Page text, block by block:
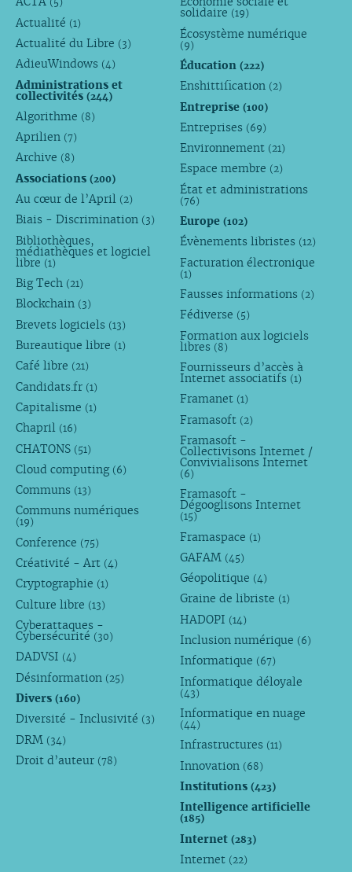
Actualité (1)
Actualité du Libre (3)
AdieuWindows (4)
Administrations et
collectivités (244)
Algorithme (8)
Aprilien (7)
Archive (8)
Associations (200)
Au cœur de l’April (2)
Biais - Discrimination (3)
Bibliothèques,
médiathèques et logiciel
libre (1)
Big Tech (21)
Blockchain (3)
Brevets logiciels (13)
Bureautique libre (1)
Café libre (21)
Candidats.fr (1)
Capitalisme (1)
Chapril (16)
CHATONS (51)
Cloud computing (6)
Communs (13)
Communs numériques
(19)
Conference (75)
Créativité - Art (4)
Cryptographie (1)
Culture libre (13)
Cyberattaques -
Cybersécurité (30)
DADVSI (4)
Désinformation (25)
Divers (160)
Diversité - Inclusivité (3)
DRM (34)
Droit d’auteur (78)
solidaire (19)
Écosystème numérique
(9)
Éducation(222)
Enshittification (2)
Entreprise(100)
Entreprises (69)
Environnement (21)
Espace membre (2)
État et administrations
(76)
Europe(102)
Évènements libristes (12)
Facturation électronique
(1)
Fausses informations (2)
Fédiverse (5)
Formation aux logiciels
libres (8)
Fournisseurs d’accès à
Internet associatifs (1)
Framanet (1)
Framasoft (2)
Framasoft -
Collectivisons Internet /
Convivialisons Internet
(6)
Framasoft -
Dégooglisons Internet
(15)
Framaspace (1)
GAFAM (45)
Géopolitique (4)
Graine de libriste (1)
HADOPI (14)
Inclusion numérique (6)
Informatique (67)
Informatique déloyale
(43)
Informatique en nuage
(44)
Infrastructures (11)
Innovation (68)
Institutions(423)
Intelligence artificielle
(185)
Internet(283)
Internet (22)